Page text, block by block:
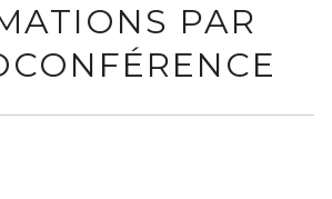
PAR